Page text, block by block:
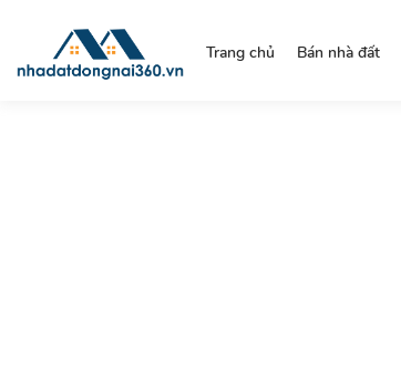
Trang chủ Bán nhà đất